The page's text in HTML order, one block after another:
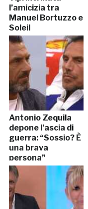
l’amicizia tra
Manuel Bortuzzo e
Soleil
Antonio Zequila
depone l’ascia di
guerra: “Sossio? È
una brava
persona”